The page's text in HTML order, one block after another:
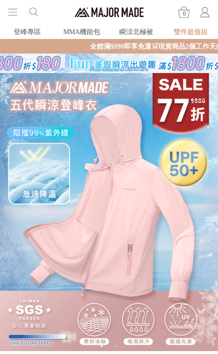
0
登峰專區 MMA機能包 瞬涼北極被
雙件超值組
全館滿$990即享免運🛒現貨商品2個工作天內火速寄出🚚滿